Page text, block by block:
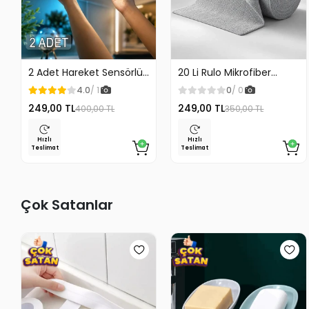
2 Adet Hareket Sensörlü
Lamba Merdiven Dolap
Çalışma Masası Mutfak
Lambası Şarjlı Usb Led
Lamba Beyaz
4.0/ 1
249,00 TL400,00 TL
Hızlı
Teslimat
20 Li Rulo Mikrofiber
Temizlik Bezi 25x25 cm
Çok Amaçlı Kopart Kullan
Kaliteli
0/ 0
249,00 TL350,00 TL
Hızlı
Teslimat
Çok Satanlar